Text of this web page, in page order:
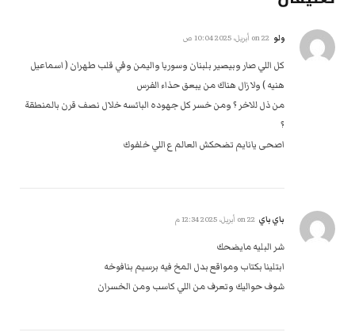
ولو 22 أبريل، 2025 10:04 ص
كل اللي صار وبيصير بلبنان وسوريا واليمن وفي قلب طهران ( اسماعيل
هنيه ) ولا زال هناك من يبعق حذاء الفرس
من ذل للاخر ؟ ومن خسر كل جهوده البائسه خلال نصف قرن بالمنطقة
؟
اصحى يانايم تضحكش العالم ع اللي خلفوك
باي باي 22 أبريل، 2025 12:34 م
شر البليه مايضحك
ابتلينا بكتاب ومواقع بدل المخ فيه برسيم بنافوخه
شوف حواليك وتعرف من اللي كاسب ومن الخسران